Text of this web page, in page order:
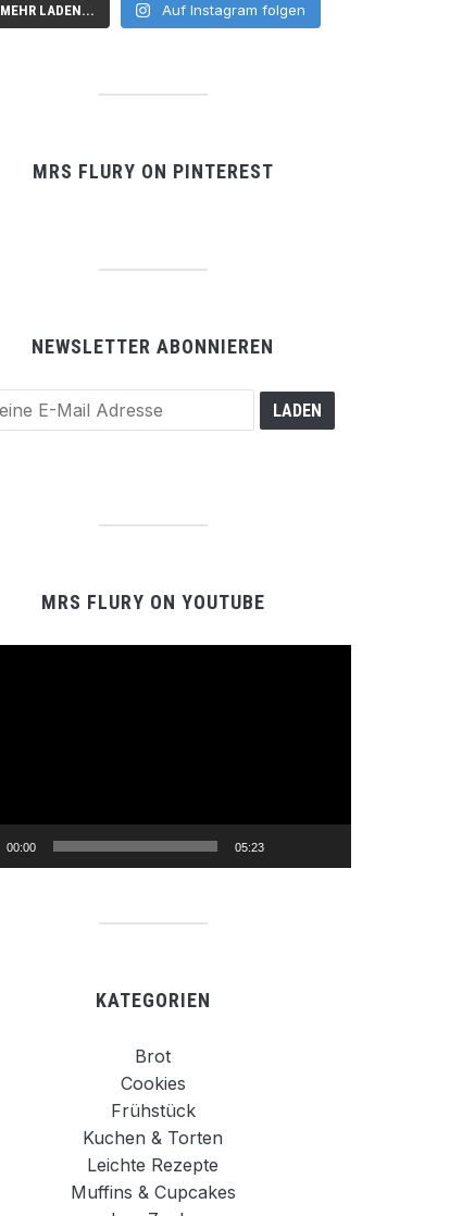
MEHR LADEN... Auf Instagram folgen
MRS FLURY ON PINTEREST
NEWSLETTER ABONNIEREN
MRS FLURY ON YOUTUBE
00:00 05:23
KATEGORIEN
Brot
Cookies
Frühstück
Kuchen & Torten
Leichte Rezepte
Muffins & Cupcakes